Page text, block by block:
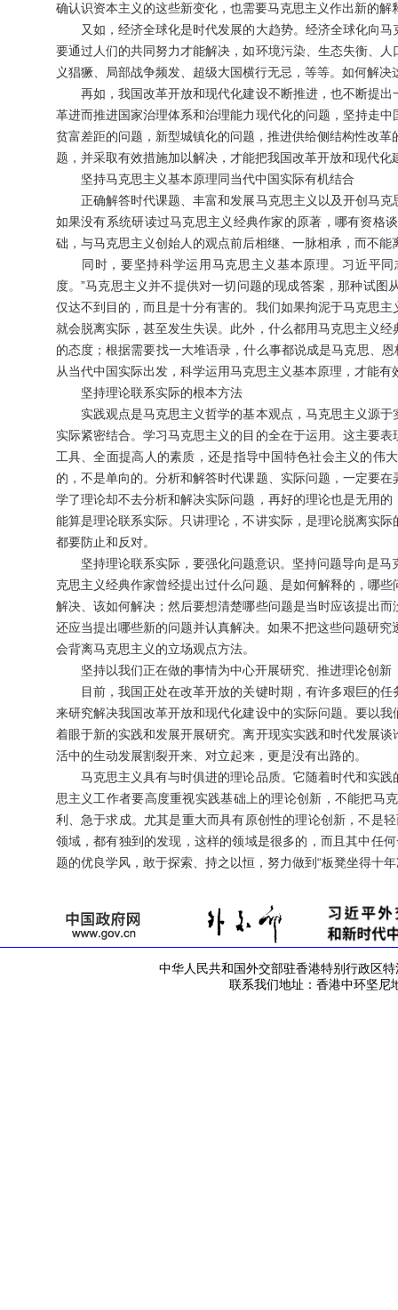
确认识资本主义的这些新变化，也需要马克思主义作出新的解
又如，经济全球化是时代发展的大趋势。经济全球化向马
要通过人们的共同努力才能解决，如环境污染、生态失衡、
义猖獗、局部战争频发、超级大国横行无忌，等等。如何解
再如，我国改革开放和现代化建设不断推进，也不断提出
革进而推进国家治理体系和治理能力现代化的问题，坚持走
贫富差距的问题，新型城镇化的问题，推进供给侧结构性改
题，并采取有效措施加以解决，才能把我国改革开放和现代化
坚持马克思主义基本原理同当代中国实际有机结合
正确解答时代课题、丰富和发展马克思主义以及开创马克
如果没有系统研读过马克思主义经典作家的原著，哪有资格
础，与马克思主义创始人的观点前后相继、一脉相承，而不
同时，要坚持科学运用马克思主义基本原理。习近平同
度。”马克思主义并不提供对一切问题的现成答案，那种试
仅达不到目的，而且是十分有害的。我们如果拘泥于马克思
就会脱离实际，甚至发生失误。此外，什么都用马克思主义
的态度；根据需要找一大堆语录，什么事都说成是马克思、
从当代中国实际出发，科学运用马克思主义基本原理，才能
坚持理论联系实际的根本方法
实践观点是马克思主义哲学的基本观点，马克思主义源于
实际紧密结合。学习马克思主义的目的全在于运用。这主要
工具、全面提高人的素质，还是指导中国特色社会主义的伟
的，不是单向的。分析和解答时代课题、实际问题，一定要
学了理论却不去分析和解决实际问题，再好的理论也是无用
能算是理论联系实际。只讲理论，不讲实际，是理论脱离实
都要防止和反对。
坚持理论联系实际，要强化问题意识。坚持问题导向是马
克思主义经典作家曾经提出过什么问题、是如何解释的，哪
解决、该如何解决；然后要想清楚哪些问题是当时应该提出
还应当提出哪些新的问题并认真解决。如果不把这些问题研
会背离马克思主义的立场观点方法。
坚持以我们正在做的事情为中心开展研究、推进理论创新
目前，我国正处在改革开放的关键时期，有许多艰巨的任
来研究解决我国改革开放和现代化建设中的实际问题。要以
着眼于新的实践和发展开展研究。离开现实实践和时代发展
活中的生动发展割裂开来、对立起来，更是没有出路的。
马克思主义具有与时俱进的理论品质。它随着时代和实践
思主义工作者要高度重视实践基础上的理论创新，不能把马
利、急于求成。尤其是重大而具有原创性的理论创新，不是
领域，都有独到的发现，这样的领域是很多的，而且其中任
题的优良学风，敢于探索、持之以恒，努力做到“板凳坐得十
中华人民共和国外交部驻香港特别行政区特
联系我们地址：香港中环坚尼